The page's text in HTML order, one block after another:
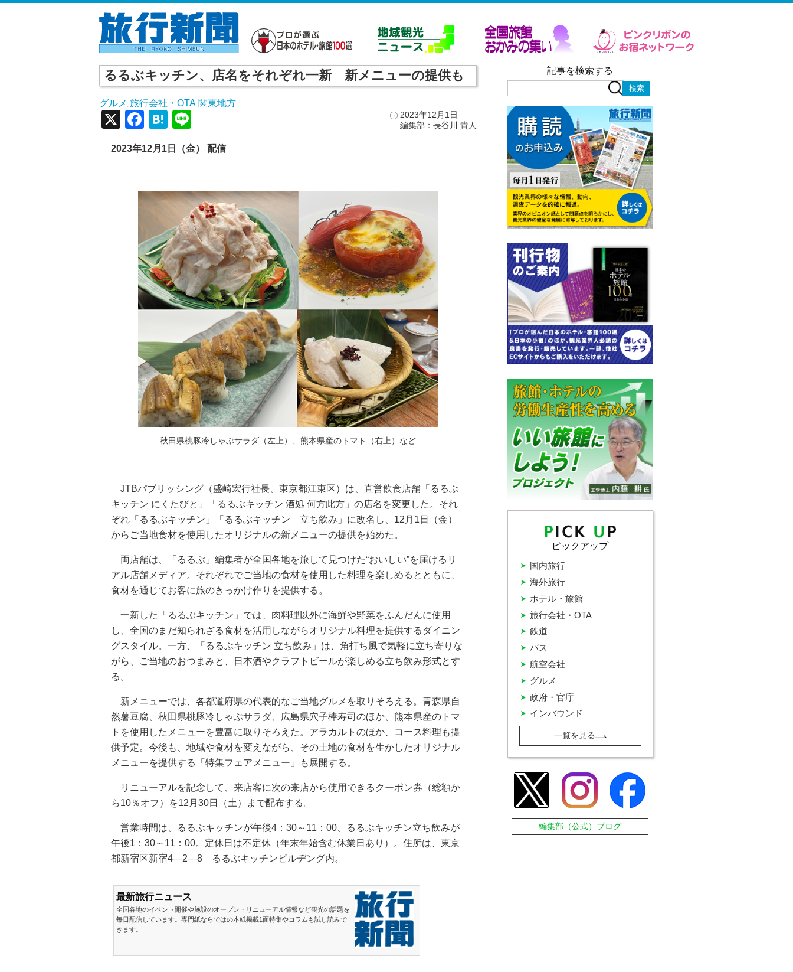
るるぶキッチン、店名をそれぞれ一新 新メニューの提供も
グルメ 旅行会社・OTA 関東地方
2023年12月1日
編集部：長谷川 貴人
X Facebook
Hatena
2023年12月1 日（金） 配信
秋田県桃豚冷しゃぶサラダ（左上）、熊本県産のトマト（右上）など
JTBパブリッシング（盛崎宏行社長、東京都江東区）は、直営飲食店舗「るるぶ
キッチン にくたびと」「るるぶキッチン 酒処 何方此方」の店名を変更した。それ
ぞれ「るるぶキッチン」「るるぶキッチン 立ち飲み」に改名し、12月1日（金）
からご当地食材を使用したオリジナルの新メニューの提供を始めた。
両店舗は、「るるぶ」編集者が全国各地を旅して見つけた“おいしい”を届けるリ
アル店舗メディア。それぞれでご当地の食材を使用した料理を楽しめるとともに、
食材を通じてお客に旅のきっかけ作りを提供する。
一新した「るるぶキッチン」では、肉料理以外に海鮮や野菜をふんだんに使用
し、全国のまだ知られざる食材を活用しながらオリジナル料理を提供するダイニン
グスタイル。一方、「るるぶキッチン 立ち飲み」は、角打ち風で気軽に立ち寄りな
がら、ご当地のおつまみと、日本酒やクラフトビールが楽しめる立ち飲み形式とす
る。
新メニューでは、各都道府県の代表的なご当地グルメを取りそろえる。青森県自
然薯豆腐、秋田県桃豚冷しゃぶサラダ、広島県穴子棒寿司のほか、熊本県産のトマ
トを使用したメニューを豊富に取りそろえた。アラカルトのほか、コース料理も提
供予定。今後も、地域や食材を変えながら、その土地の食材を生かしたオリジナル
メニューを提供する「特集フェアメニュー」も展開する。
リニューアルを記念して、来店客に次の来店から使用できるクーポン券（総額か
ら10％オフ）を12月30日（土）まで配布する。
営業時間は、るるぶキッチンが午後4：30～11：00、るるぶキッチン立ち飲みが
午後1：30～11：00。定休日は不定休（年末年始含む休業日あり）。住所は、東京
都新宿区新宿4―2―8 るるぶキッチンビルヂング内。
最新旅行ニュース
全国各地のイベント開催や施設のオープン・リニューアル情報など観光の話題を
毎日配信しています。専門紙ならではの本紙掲載1面特集やコラムも試し読みで
きます。
記事を検索する
ピックアップ
インバウンド
グルメ
バス
ホテル・旅館
国内旅行
政府・官庁
旅行会社・OTA
海外旅行
航空会社
鉄道
一覧を見る
編集部（公式）ブログ